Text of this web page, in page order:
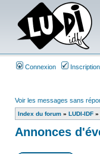
Connexion Inscription
Voir les messages sans
Index du forum » LUDI-IDF »
Annonces